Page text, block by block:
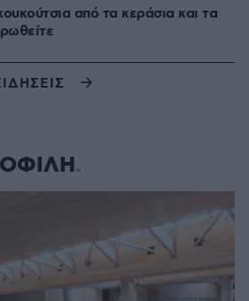
από τα κεράσια και τα